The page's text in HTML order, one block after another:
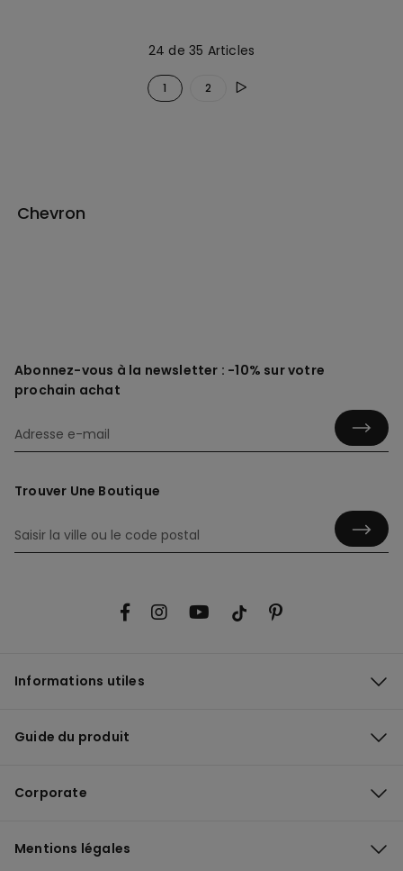
24 de 35 Articles
1 2
Chevron
Abonnez-vous à la newsletter : -10% sur votre
prochain achat
Trouver Une Boutique
Informations utiles
Guide du produit
Corporate
Mentions légales